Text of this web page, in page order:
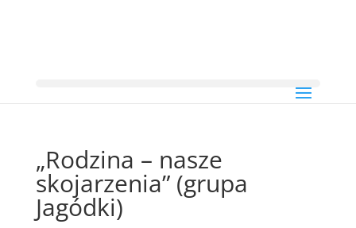
„Rodzina – nasze
skojarzenia” (grupa
Jagódki)